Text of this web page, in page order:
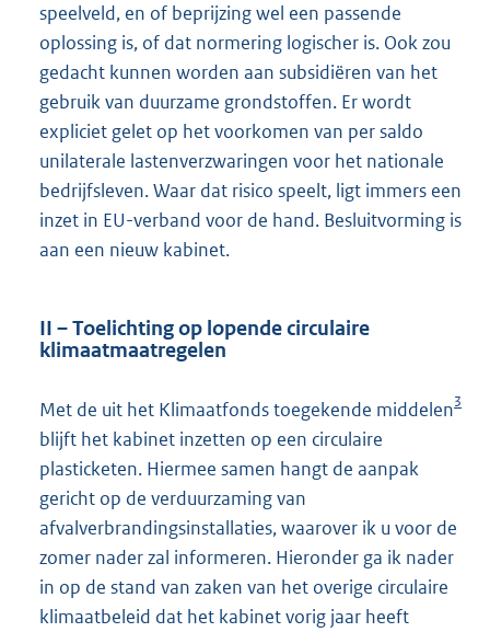
speelveld, en of beprijzing wel een passende
oplossing is, of dat normering logischer is. Ook zou
gedacht kunnen worden aan subsidiëren van het
gebruik van duurzame grondstoffen. Er wordt
expliciet gelet op het voorkomen van per saldo
unilaterale lastenverzwaringen voor het nationale
bedrijfsleven. Waar dat risico speelt, ligt immers een
inzet in EU-verband voor de hand. Besluitvorming is
aan een nieuw kabinet.
II – Toelichting op lopende circulaire
klimaatmaatregelen
Met de uit het Klimaatfonds toegekende middelen3
blijft het kabinet inzetten op een circulaire
plasticketen. Hiermee samen hangt de aanpak
gericht op de verduurzaming van
afvalverbrandingsinstallaties, waarover ik u voor de
zomer nader zal informeren. Hieronder ga ik nader
in op de stand van zaken van het overige circulaire
klimaatbeleid dat het kabinet vorig jaar heeft